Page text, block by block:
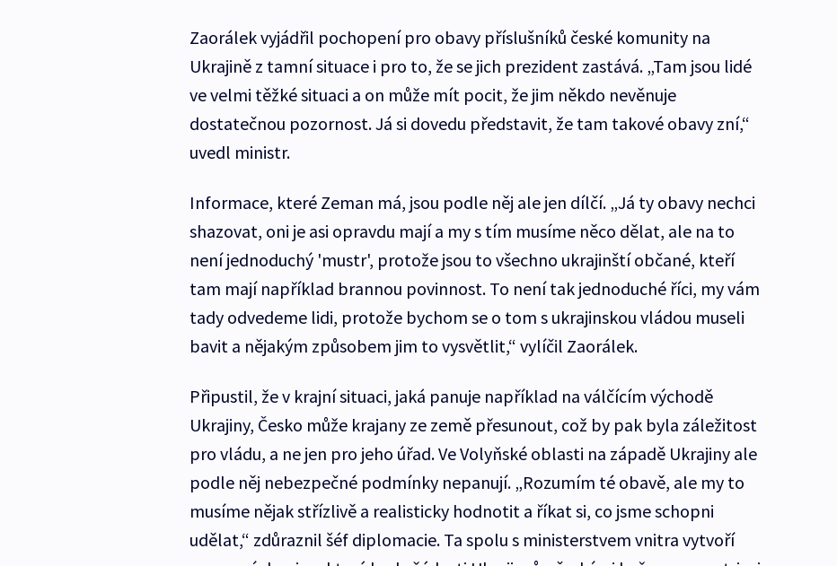
Zaorálek vyjádřil pochopení pro obavy příslušníků české komunity na
Ukrajině z tamní situace i pro to, že se jich prezident zastává. „Tam jsou lidé
ve velmi těžké situaci a on může mít pocit, že jim někdo nevěnuje
dostatečnou pozornost. Já si dovedu představit, že tam takové obavy zní,“
uvedl ministr.
Informace, které Zeman má, jsou podle něj ale jen dílčí. „Já ty obavy nechci
shazovat, oni je asi opravdu mají a my s tím musíme něco dělat, ale na to
není jednoduchý 'mustr', protože jsou to všechno ukrajinští občané, kteří
tam mají například brannou povinnost. To není tak jednoduché říci, my vám
tady odvedeme lidi, protože bychom se o tom s ukrajinskou vládou museli
bavit a nějakým způsobem jim to vysvětlit,“ vylíčil Zaorálek.
Připustil, že v krajní situaci, jaká panuje například na válčícím východě
Ukrajiny, Česko může krajany ze země přesunout, což by pak byla záležitost
pro vládu, a ne jen pro jeho úřad. Ve Volyňské oblasti na západě Ukrajiny ale
podle něj nebezpečné podmínky nepanují. „Rozumím té obavě, ale my to
musíme nějak střízlivě a realisticky hodnotit a říkat si, co jsme schopni
udělat,“ zdůraznil šéf diplomacie. Ta spolu s ministerstvem vnitra vytvoří